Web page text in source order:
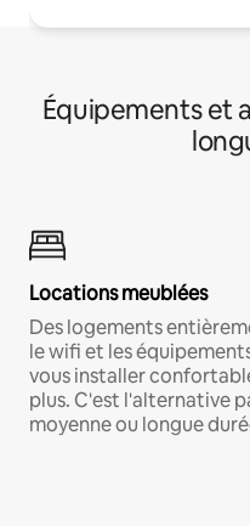
Équipements et
Locations meublées
Des logements
le wifi et les
vous installer
plus. C'est l'alternative
moyenne ou longue